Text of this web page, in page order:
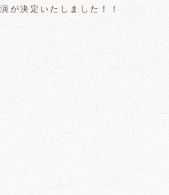
決定いたしました！！